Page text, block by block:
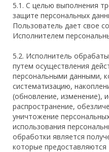
5.1. С целью выполнения
защите персональных
Пользователь дает свое
Исполнителем
5.2. Исполнитель
путем осуществления
персональными данными,
систематизацию,
(обновление, изменение),
распространение,
уничтожение
использования
обработки является
которые